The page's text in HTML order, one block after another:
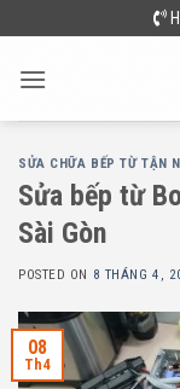
to
content
SỬA CHỮA BẾP TỪ TẬN
Sửa bếp từ
Sài Gòn
POSTED ON 8 THÁNG 4,
08
Th4